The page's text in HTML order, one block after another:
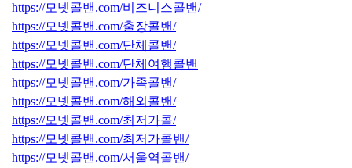
https://모넷콜밴.com/비즈니스콜밴/
https://모넷콜밴.com/출장콜밴/
https://모넷콜밴.com/단체콜밴/
https://모넷콜밴.com/단체여행콜밴
https://모넷콜밴.com/가족콜밴/
https://모넷콜밴.com/해외콜밴/
https://모넷콜밴.com/최저가콜/
https://모넷콜밴.com/최저가콜밴/
https://모넷콜밴.com/서울역콜밴/